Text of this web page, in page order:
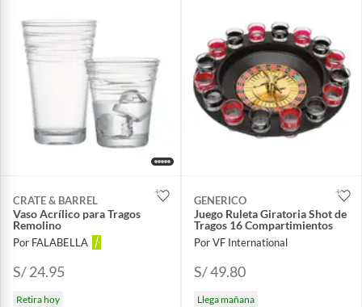
CRATE & BARREL
Vaso Acrílico para Tragos
Remolino
Por FALABELLA
S/ 24.95
Retira hoy
GENERICO
Juego Ruleta Giratoria Shot de
Tragos 16 Compartimientos
Por VF International
S/ 49.80
Llega mañana